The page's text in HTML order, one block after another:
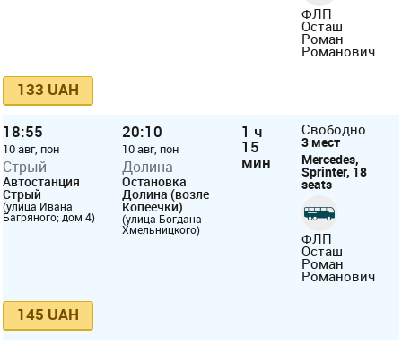
ФЛП
Осташ
Роман
Романович
133 UAH
18:55
10 авг, пон
Стрый
Автостанция
Стрый
(улица Ивана
Багряного; дом 4)
20:10
10 авг, пон
Долина
Остановка
Долина (возле
Копеечки)
(улица Богдана
Хмельницкого)
1 ч
15
мин
Свободно
3 мест
Mercedes,
Sprinter, 18
seats
ФЛП
Осташ
Роман
Романович
145 UAH